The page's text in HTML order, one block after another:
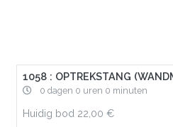
1058 : OPTREKSTANG
0 dagen 0 uren 0 minuten
Huidig bod 22,00